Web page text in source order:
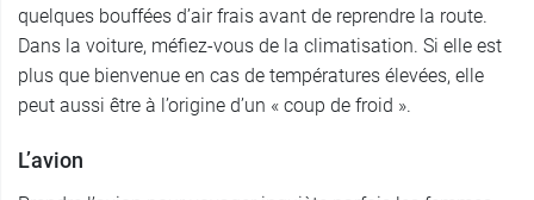
quelques bouffées d’air frais avant de reprendre la route.
Dans la voiture, méfiez-vous de la climatisation. Si elle est
plus que bienvenue en cas de températures élevées, elle
peut aussi être à l’origine d’un « coup de froid ».
L’avion